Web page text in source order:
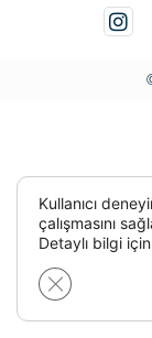
Kullanıcı
çalışmasını
Detaylı bilgi için
GDPR çerez